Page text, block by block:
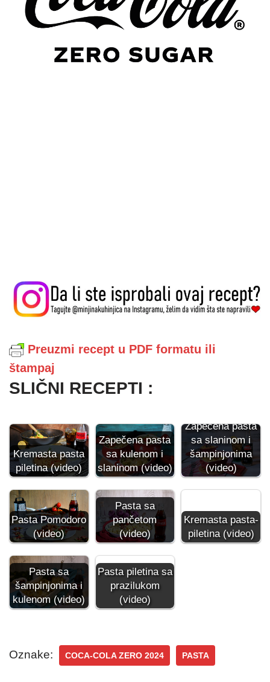
Preuzmi recept u PDF formatu ili
štampaj
SLIČNI RECEPTI :
Kremasta pasta
piletina (video)
Zapečena pasta
sa kulenom i
slaninom (video)
Zapečena pasta
sa slaninom i
šampinjonima
(video)
Pasta Pomodoro
(video)
Pasta sa
pančetom
(video)
Kremasta pasta-
piletina (video)
Pasta sa
šampinjonima i
kulenom (video)
Pasta piletina sa
prazilukom
(video)
Oznake: COCA-COLA ZERO 2024 PASTA